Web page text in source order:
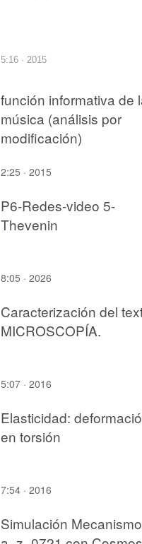
5:16 · 2015
función informativa de
música (análisis por
modificación)
2:25 · 2015
P6-Redes-video 5-
Thevenin
8:05 · 2026
Caracterización del
MICROSCOPÍA.
5:07 · 2016
Elasticidad:
en torsión
7:54 · 2016
Simulación Mecanismo